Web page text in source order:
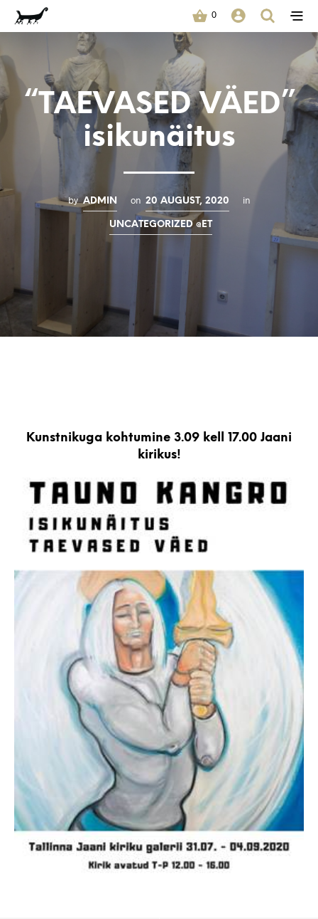
0
“TAEVASED VÄED”
isikunäitus
by ADMIN on 20 AUGUST, 2020 in
UNCATEGORIZED @ET
Kunstnikuga kohtumine 3.09 kell 17.00 Jaani
kirikus!